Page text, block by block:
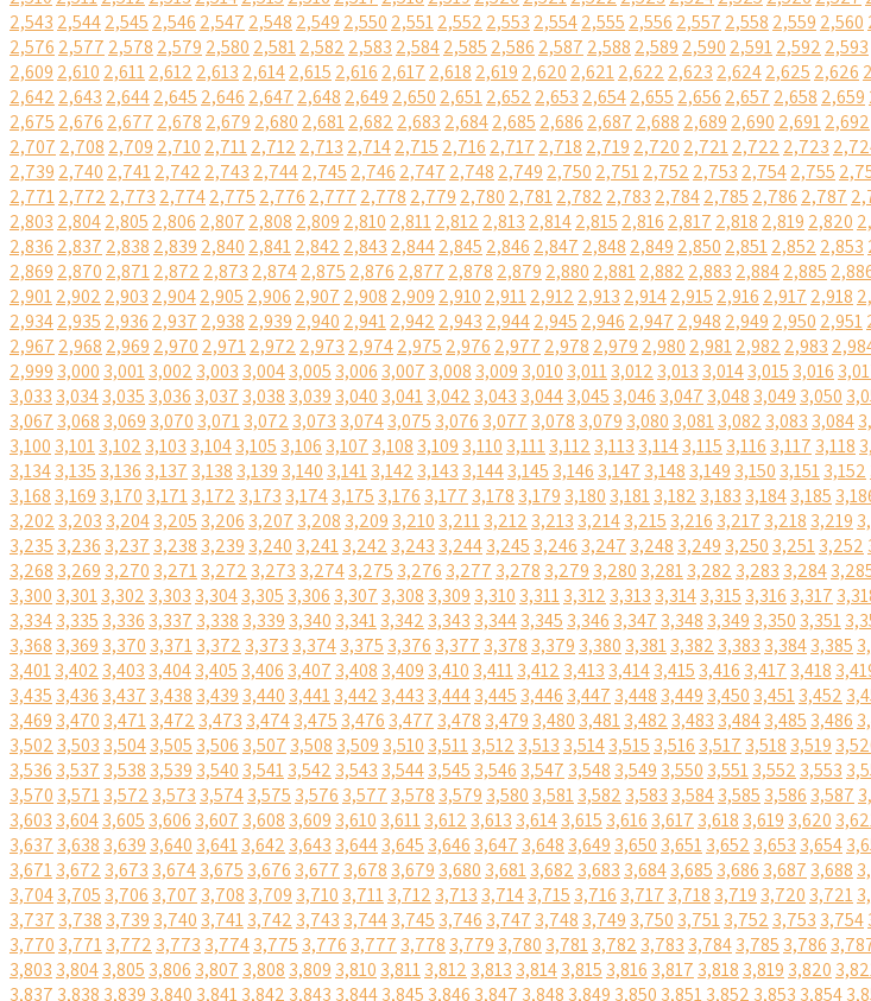
2,543 2,5442,545 2,546 2,547 2,548 2,549 2,550 2,5512,552 2,553 2,5542,555 2,556 2,557 2,558 2,559 2,560
2,576 2,577 2,578 2,579 2,580 2,5812,582 2,583 2,5842,585 2,586 2,587 2,588 2,589 2,590 2,5912,592 2,593
2,609 2,610 2,6112,612 2,613 2,6142,615 2,616 2,617 2,618 2,619 2,620 2,6212,622 2,623 2,6242,625 2,626
2,642 2,643 2,6442,645 2,646 2,647 2,648 2,649 2,650 2,6512,652 2,653 2,6542,655 2,656 2,657 2,658 2,659
2,675 2,676 2,677 2,678 2,679 2,680 2,6812,682 2,683 2,6842,685 2,686 2,687 2,688 2,689 2,690 2,6912,692
2,707 2,708 2,709 2,710 2,7112,712 2,713 2,7142,715 2,716 2,717 2,718 2,719 2,720 2,7212,722 2,723
2,739 2,740 2,7412,742 2,743 2,7442,745 2,746 2,747 2,748 2,749 2,750 2,7512,752 2,753 2,7542,755
2,7712,772 2,773 2,7742,775 2,776 2,777 2,778 2,779 2,780 2,7812,782 2,783 2,7842,785 2,786 2,787
2,803 2,8042,805 2,806 2,807 2,808 2,809 2,810 2,8112,812 2,813 2,8142,815 2,816 2,817 2,818 2,819 2,820
2,836 2,837 2,838 2,839 2,840 2,8412,842 2,843 2,8442,845 2,846 2,847 2,848 2,849 2,850 2,8512,852 2,853
2,869 2,870 2,8712,872 2,873 2,8742,875 2,876 2,877 2,878 2,879 2,880 2,8812,882 2,883 2,8842,885
2,9012,902 2,903 2,9042,905 2,906 2,907 2,908 2,909 2,910 2,9112,912 2,913 2,9142,915 2,916 2,917 2,918
2,9342,935 2,936 2,937 2,938 2,939 2,940 2,9412,942 2,943 2,9442,945 2,946 2,947 2,948 2,949 2,950 2,951
2,967 2,968 2,969 2,970 2,9712,972 2,973 2,9742,975 2,976 2,977 2,978 2,979 2,980 2,9812,982 2,983
2,999 3,000 3,0013,002 3,003 3,0043,005 3,006 3,007 3,008 3,009 3,010 3,0113,012 3,013 3,0143,015 3,016
3,033 3,0343,035 3,036 3,037 3,038 3,039 3,040 3,0413,042 3,043 3,0443,045 3,046 3,047 3,048 3,049 3,050
3,067 3,068 3,069 3,070 3,0713,072 3,073 3,0743,075 3,076 3,077 3,078 3,079 3,080 3,0813,082 3,083 3,084
3,100 3,1013,102 3,103 3,1043,105 3,106 3,107 3,108 3,109 3,110 3,1113,112 3,113 3,1143,115 3,116 3,117 3,118
3,1343,135 3,136 3,137 3,138 3,139 3,140 3,1413,142 3,143 3,1443,145 3,146 3,147 3,148 3,149 3,150 3,1513,152
3,168 3,169 3,170 3,1713,172 3,173 3,1743,175 3,176 3,177 3,178 3,179 3,180 3,1813,182 3,183 3,1843,185
3,202 3,203 3,2043,205 3,206 3,207 3,208 3,209 3,210 3,2113,212 3,213 3,2143,215 3,216 3,217 3,218 3,219
3,235 3,236 3,237 3,238 3,239 3,240 3,2413,242 3,243 3,2443,245 3,246 3,247 3,248 3,249 3,250 3,2513,252
3,268 3,269 3,270 3,2713,272 3,273 3,2743,275 3,276 3,277 3,278 3,279 3,280 3,2813,282 3,283 3,284
3,300 3,3013,302 3,303 3,3043,305 3,306 3,307 3,308 3,309 3,310 3,3113,312 3,313 3,3143,315 3,316 3,317
3,3343,335 3,336 3,337 3,338 3,339 3,340 3,3413,342 3,343 3,3443,345 3,346 3,347 3,348 3,349 3,350 3,351
3,368 3,369 3,370 3,3713,372 3,373 3,3743,375 3,376 3,377 3,378 3,379 3,380 3,3813,382 3,383 3,3843,385
3,4013,402 3,403 3,4043,405 3,406 3,407 3,408 3,409 3,410 3,4113,412 3,413 3,4143,415 3,416 3,417 3,418
3,435 3,436 3,437 3,438 3,439 3,440 3,4413,442 3,443 3,4443,445 3,446 3,447 3,448 3,449 3,450 3,4513,452
3,469 3,470 3,4713,472 3,473 3,4743,475 3,476 3,477 3,478 3,479 3,480 3,4813,482 3,483 3,4843,485 3,486
3,502 3,503 3,5043,505 3,506 3,507 3,508 3,509 3,510 3,5113,512 3,513 3,5143,515 3,516 3,517 3,518 3,519
3,536 3,537 3,538 3,539 3,540 3,5413,542 3,543 3,5443,545 3,546 3,547 3,548 3,549 3,550 3,5513,552 3,553
3,570 3,5713,572 3,573 3,5743,575 3,576 3,577 3,578 3,579 3,580 3,5813,582 3,583 3,5843,585 3,586 3,587
3,603 3,6043,605 3,606 3,607 3,608 3,609 3,610 3,6113,612 3,613 3,6143,615 3,616 3,617 3,618 3,619 3,620
3,637 3,638 3,639 3,640 3,6413,642 3,643 3,6443,645 3,646 3,647 3,648 3,649 3,650 3,6513,652 3,653 3,654
3,6713,672 3,673 3,6743,675 3,676 3,677 3,678 3,679 3,680 3,6813,682 3,683 3,6843,685 3,686 3,687 3,688
3,7043,705 3,706 3,707 3,708 3,709 3,710 3,7113,712 3,713 3,7143,715 3,716 3,717 3,718 3,719 3,720 3,721
3,737 3,738 3,739 3,740 3,7413,742 3,743 3,7443,745 3,746 3,747 3,748 3,749 3,750 3,7513,752 3,753 3,754
3,770 3,7713,772 3,773 3,7743,775 3,776 3,777 3,778 3,779 3,780 3,7813,782 3,783 3,7843,785 3,786
3,803 3,8043,805 3,806 3,807 3,808 3,809 3,810 3,8113,812 3,813 3,8143,815 3,816 3,817 3,818 3,819 3,820
3,837 3,838 3,839 3,840 3,8413,842 3,843 3,8443,845 3,846 3,847 3,848 3,849 3,850 3,8513,852 3,853 3,854